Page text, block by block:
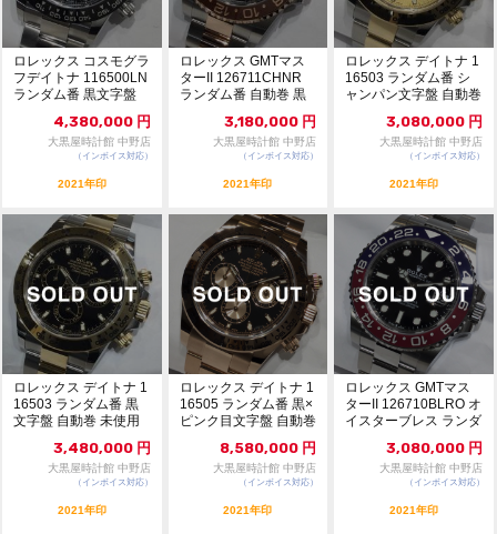
ロレックス コスモグラ
フデイトナ 116500LN
ランダム番 黒文字盤
4,380,000 円
大黒屋時計館 中野店
（インボイス対応）
2021年印
ロレックス GMTマス
ターII 126711CHNR
ランダム番 自動巻 黒
3,180,000 円
大黒屋時計館 中野店
（インボイス対応）
2021年印
ロレックス デイトナ 1
16503 ランダム番 シ
ャンパン文字盤 自動巻
3,080,000 円
大黒屋時計館 中野店
（インボイス対応）
2021年印
ロレックス デイトナ 1
16503 ランダム番 黒
文字盤 自動巻 未使用
3,480,000 円
大黒屋時計館 中野店
（インボイス対応）
2021年印
ロレックス デイトナ 1
16505 ランダム番 黒×
ピンク目文字盤 自動巻
8,580,000 円
大黒屋時計館 中野店
（インボイス対応）
2021年印
ロレックス GMTマス
ターII 126710BLRO オ
イスターブレス ランダ
3,080,000 円
大黒屋時計館 中野店
（インボイス対応）
2021年印